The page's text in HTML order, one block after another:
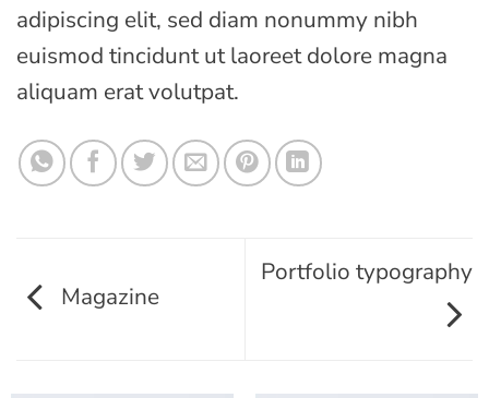
adipiscing elit, sed diam nonummy nibh
euismod tincidunt ut laoreet dolore magna
aliquam erat volutpat.
Magazine
Portfolio typography